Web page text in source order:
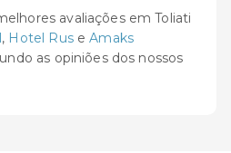
avaliações em Toliati
, Hotel RuseAmaks
as opiniões dos nossos